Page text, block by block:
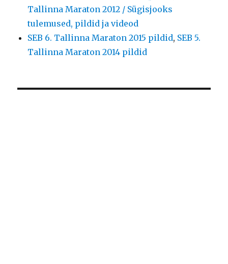
Tallinna Maraton 2012 / Sügisjooks
tulemused, pildid ja videod
SEB 6. Tallinna Maraton 2015 pildid, SEB 5.
Tallinna Maraton 2014 pildid